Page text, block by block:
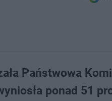
Państwowa
ponad 51